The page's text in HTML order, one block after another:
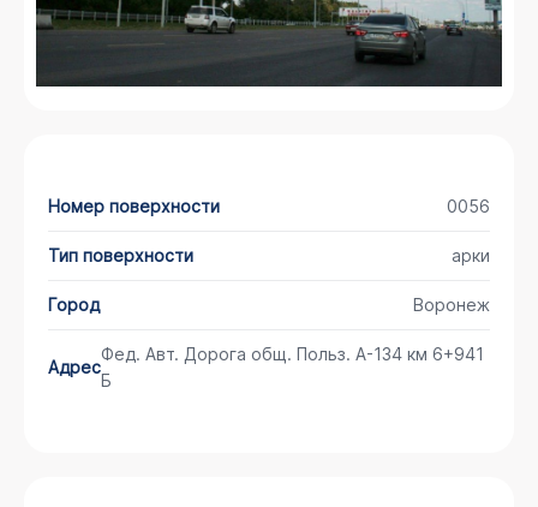
Номер поверхности 0056
Тип поверхности арки
Город Воронеж
Адрес
Фед. Авт. Дорога общ. Польз. А-134 км 6+941
Б